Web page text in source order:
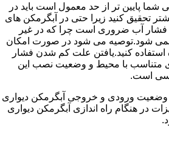
شما پایین تر از حد معمول است باید در
تحقیق کنید زیرا حتی در آبگرمکن های
فشار آب ضروری است چرا که در غیر
شود.توصیه می شود در صورت امکان
استفاده کنید.یافتن علت کم شدن فشار
متناسب با محیط و وضعیت نصب این
است.
وضعیت ورودی و خروجی آبگرمکن دیواری
در هنگام راه اندازی آبگرمکن دیواری